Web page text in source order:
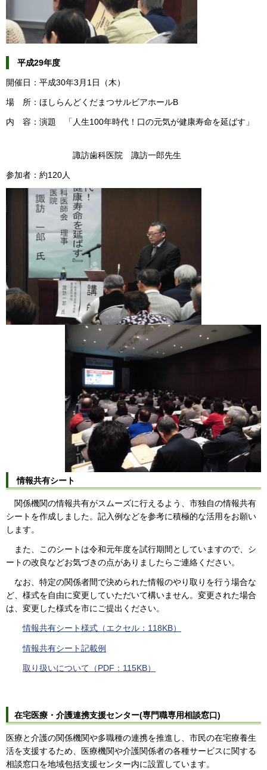
平成29年度
開催日：平成30年3月1日（木）
場 所：ほしらんどくだまつサルビアホールB
内 容：演題 「人生100年時代！口の元気が健康寿命を延ばす」
諏訪歯科医院 諏訪一郎先生
参加者：約120人
情報共有シート
関係機関の情報共有がスムーズに行えるよう、市独自の情報共有
シートを作成しました。記入例などを参考に積極的な活用をお願い
します。
また、このシートは令和元年度を試行期間としていますので、シ
ートの改良などお気づきの点がありましたらご連絡ください。
なお、特定の関係者間で決められた情報のやり取りを行う場合な
ど、様式を自由に変更していただいて構いません。変更された場合
は、変更した様式を市にご提出ください。
情報共有シート様式（エクセル：118KB）
情報共有シート記載例
取り扱いについて（PDF：115KB）
在宅医療・介護連携支援センター(専門職専用相談窓口)
医療と介護の関係機関や多職種の連携を推進し、市民の在宅療養生
活を支援するため、医療機関や介護関係者の各種サービスに関する
相談窓口を地域包括支援センター内に設置しています。